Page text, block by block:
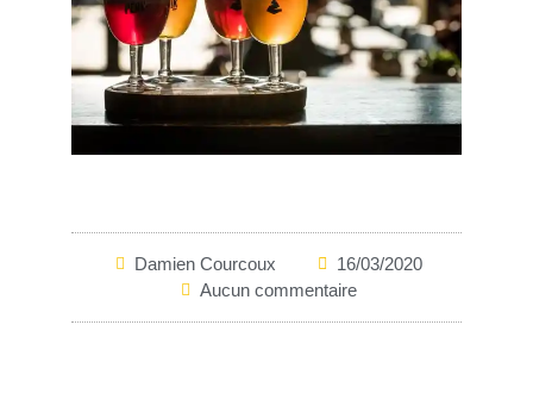
Damien Courcoux
16/03/2020
Aucun commentaire